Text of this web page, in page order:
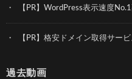
【PR】WordPress表示速度
【PR】格安ドメイン取得サービ
過去動画